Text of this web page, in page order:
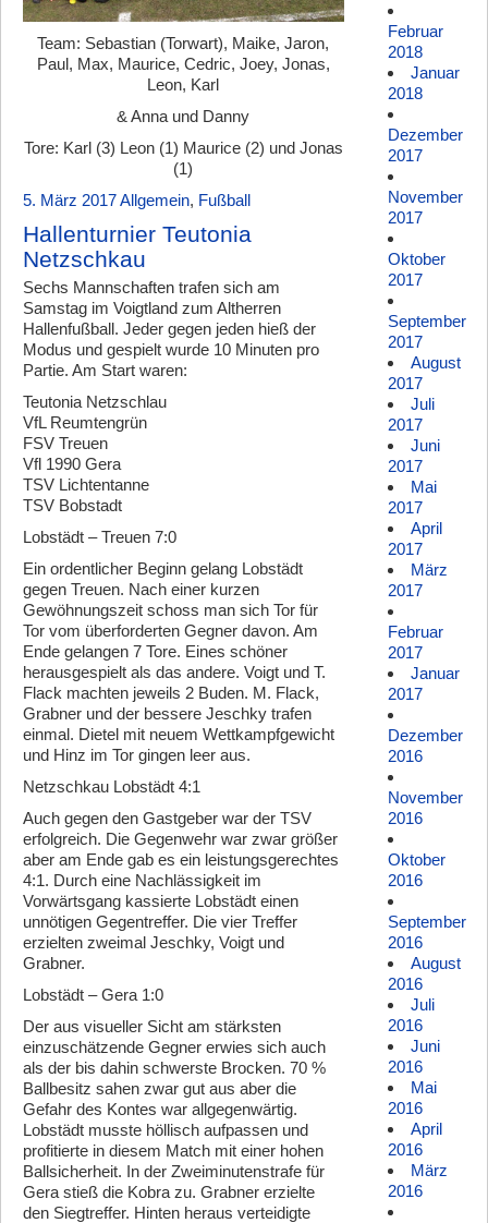
Team: Sebastian (Torwart), Maike, Jaron,
Paul, Max, Maurice, Cedric, Joey, Jonas,
Leon, Karl
& Anna und Danny
Tore: Karl (3) Leon (1) Maurice (2) und Jonas
(1)
5. März 2017Allgemein, Fußball
Hallenturnier Teutonia
Netzschkau
Sechs Mannschaften trafen sich am
Samstag im Voigtland zum Altherren
Hallenfußball. Jeder gegen jeden hieß der
Modus und gespielt wurde 10 Minuten pro
Partie. Am Start waren:
Teutonia Netzschlau
VfL Reumtengrün
FSV Treuen
Vfl 1990 Gera
TSV Lichtentanne
TSV Bobstadt
Lobstädt – Treuen 7:0
Ein ordentlicher Beginn gelang Lobstädt
gegen Treuen. Nach einer kurzen
Gewöhnungszeit schoss man sich Tor für
Tor vom überforderten Gegner davon. Am
Ende gelangen 7 Tore. Eines schöner
herausgespielt als das andere. Voigt und T.
Flack machten jeweils 2 Buden. M. Flack,
Grabner und der bessere Jeschky trafen
einmal. Dietel mit neuem Wettkampfgewicht
und Hinz im Tor gingen leer aus.
Netzschkau Lobstädt 4:1
Auch gegen den Gastgeber war der TSV
erfolgreich. Die Gegenwehr war zwar größer
aber am Ende gab es ein leistungsgerechtes
4:1. Durch eine Nachlässigkeit im
Vorwärtsgang kassierte Lobstädt einen
unnötigen Gegentreffer. Die vier Treffer
erzielten zweimal Jeschky, Voigt und
Grabner.
Lobstädt – Gera 1:0
Der aus visueller Sicht am stärksten
einzuschätzende Gegner erwies sich auch
als der bis dahin schwerste Brocken. 70 %
Ballbesitz sahen zwar gut aus aber die
Gefahr des Kontes war allgegenwärtig.
Lobstädt musste höllisch aufpassen und
profitierte in diesem Match mit einer hohen
Ballsicherheit. In der Zweiminutenstrafe für
Gera stieß die Kobra zu. Grabner erzielte
den Siegtreffer. Hinten heraus verteidigte
Februar
2018
Januar
2018
Dezember
2017
November
2017
Oktober
2017
September
2017
August
2017
Juli
2017
Juni
2017
Mai
2017
April
2017
März
2017
Februar
2017
Januar
2017
Dezember
2016
November
2016
Oktober
2016
September
2016
August
2016
Juli
2016
Juni
2016
Mai
2016
April
2016
März
2016